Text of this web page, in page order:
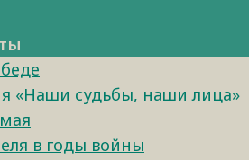
«Наши судьбы, наши лица»
в годы войны